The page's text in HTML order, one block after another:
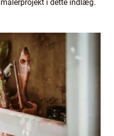
i dette indlæg.